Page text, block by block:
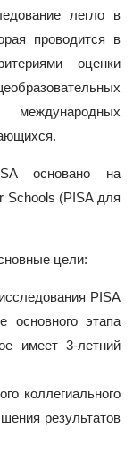
легло в
проводится в
оценки
международных
основано на
Schools (PISA для
цели:
PISA
этапа
имеет 3-летний
коллегиального
результатов